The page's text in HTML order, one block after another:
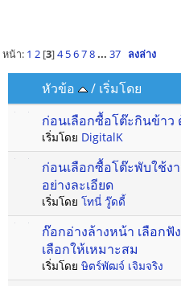
หน้า: 1 2[3]4 5 6 7 8 ... 37 ลงล่าง
หัวข้อ / เริ่มโดย
ก่อนเลือกซื้อโต๊ะกินข้าว
เริ่มโดย DigitalK
ก่อนเลือกซื้อโต๊ะพับใช้
อย่างละเอียด
เริ่มโดย โทนี่ วู๊ดดี้
ก๊อกอ่างล้างหน้า เลือก
เลือกให้เหมาะสม
เริ่มโดย ษิตร์พัฒจ์ เจิมจริง